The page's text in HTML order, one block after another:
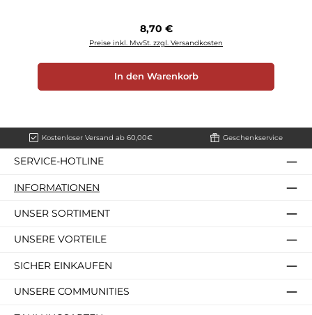
Regulärer Preis:
8,70 €
Preise inkl. MwSt. zzgl. Versandkosten
In den Warenkorb
Kostenloser Versand ab 60,00€ Geschenkservice
SERVICE-HOTLINE
INFORMATIONEN
UNSER SORTIMENT
UNSERE VORTEILE
SICHER EINKAUFEN
UNSERE COMMUNITIES